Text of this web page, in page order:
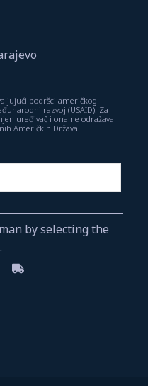
podršci američkog
razvoj (USAID). Za
uređivač i ona ne odražava
Američkih Država.
by selecting the
.